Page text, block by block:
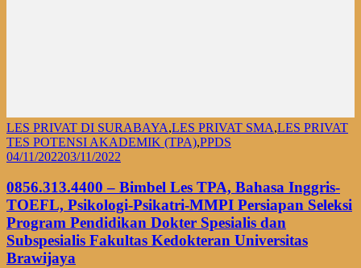
LES PRIVAT DI SURABAYA,LES PRIVAT SMA,LES PRIVAT
TES POTENSI AKADEMIK (TPA),PPDS
04/11/202203/11/2022
0856.313.4400 – Bimbel Les TPA, Bahasa Inggris-
TOEFL, Psikologi-Psikatri-MMPI Persiapan Seleksi
Program Pendidikan Dokter Spesialis dan
Subspesialis Fakultas Kedokteran Universitas
Brawijaya